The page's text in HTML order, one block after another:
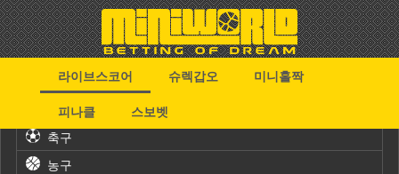
라이브스코어 슈렉갑오
미니홀짝
피나클
스보벳
축구
농구